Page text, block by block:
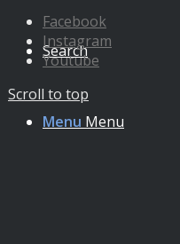
Search
Menu Menu
Facebook
Instagram
Youtube
Scroll to top